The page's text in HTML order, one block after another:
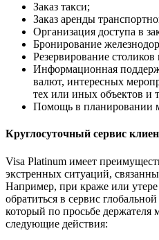
Заказ такси;
Заказ аренды
Организация доступа в
Бронирование
Резервирование столиков
Информационная
валют, интересных
тех или иных объектов и
Помощь в планировании
Круглосуточный сервис
Visa Platinum имеет
экстренных ситуаций,
Например, при краже или
обратиться в сервис
который по просьбе держателя
следующие действия: